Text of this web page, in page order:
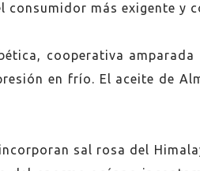
más exigente y
cooperativa amparada
en frío. El aceite de
sal rosa del